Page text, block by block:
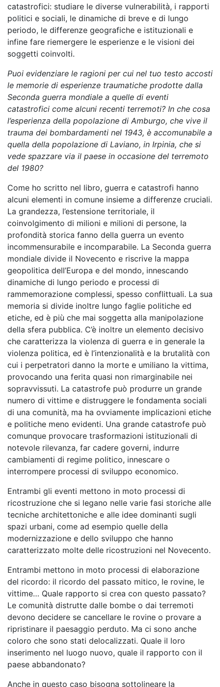
catastrofici: studiare le diverse vulnerabilità, i rapporti
politici e sociali, le dinamiche di breve e di lungo
periodo, le differenze geografiche e istituzionali e
infine fare riemergere le esperienze e le visioni dei
soggetti coinvolti.
Puoi evidenziare le ragioni per cui nel tuo testo accosti
le memorie di esperienze traumatiche prodotte dalla
Seconda guerra mondiale a quelle di eventi
catastrofici come alcuni recenti terremoti? In che cosa
l’esperienza della popolazione di Amburgo, che vive il
trauma dei bombardamenti nel 1943, è accomunabile a
quella della popolazione di Laviano, in Irpinia, che si
vede spazzare via il paese in occasione del terremoto
del 1980?
Come ho scritto nel libro, guerra e catastrofi hanno
alcuni elementi in comune insieme a differenze cruciali.
La grandezza, l’estensione territoriale, il
coinvolgimento di milioni e milioni di persone, la
profondità storica fanno della guerra un evento
incommensurabile e incomparabile. La Seconda guerra
mondiale divide il Novecento e riscrive la mappa
geopolitica dell’Europa e del mondo, innescando
dinamiche di lungo periodo e processi di
rammemorazione complessi, spesso conflittuali. La sua
memoria si divide inoltre lungo faglie politiche ed
etiche, ed è più che mai soggetta alla manipolazione
della sfera pubblica. C’è inoltre un elemento decisivo
che caratterizza la violenza di guerra e in generale la
violenza politica, ed è l’intenzionalità e la brutalità con
cui i perpetratori danno la morte e umiliano la vittima,
provocando una ferita quasi non rimarginabile nei
sopravvissuti. La catastrofe può produrre un grande
numero di vittime e distruggere le fondamenta sociali
di una comunità, ma ha ovviamente implicazioni etiche
e politiche meno evidenti. Una grande catastrofe può
comunque provocare trasformazioni istituzionali di
notevole rilevanza, far cadere governi, indurre
cambiamenti di regime politico, innescare o
interrompere processi di sviluppo economico.
Entrambi gli eventi mettono in moto processi di
ricostruzione che si legano nelle varie fasi storiche alle
tecniche architettoniche e alle idee dominanti sugli
spazi urbani, come ad esempio quelle della
modernizzazione e dello sviluppo che hanno
caratterizzato molte delle ricostruzioni nel Novecento.
Entrambi mettono in moto processi di elaborazione
del ricordo: il ricordo del passato mitico, le rovine, le
vittime… Quale rapporto si crea con questo passato?
Le comunità distrutte dalle bombe o dai terremoti
devono decidere se cancellare le rovine o provare a
ripristinare il paesaggio perduto. Ma ci sono anche
coloro che sono stati delocalizzati. Quale il loro
inserimento nel luogo nuovo, quale il rapporto con il
paese abbandonato?
Anche in questo caso bisogna sottolineare la